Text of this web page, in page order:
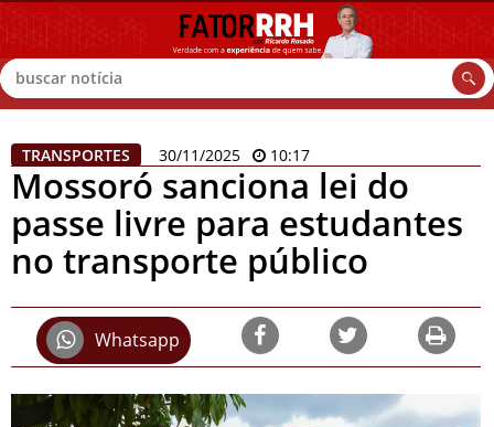
Buscar
TRANSPORTES 30/11/2025 10:17
Mossoró sanciona lei do
passe livre para estudantes
no transporte público
Whatsapp